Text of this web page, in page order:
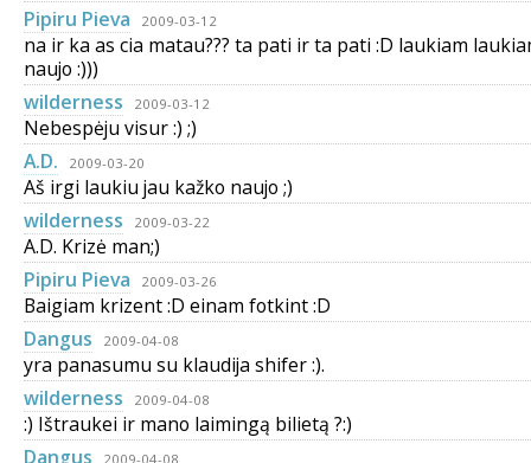
Pipiru Pieva
2009-03-12
na ir ka as cia matau??? ta pati ir ta pati :D laukiam
naujo :)))
wilderness
2009-03-12
Nebespėju visur :) ;)
A.D.
2009-03-20
Aš irgi laukiu jau kažko naujo ;)
wilderness
2009-03-22
A.D. Krizė man;)
Pipiru Pieva
2009-03-26
Baigiam krizent :D einam fotkint :D
Dangus
2009-04-08
yra panasumu su klaudija shifer :).
wilderness
2009-04-08
:) Ištraukei ir mano laimingą bilietą ?:)
Dangus
2009-04-08